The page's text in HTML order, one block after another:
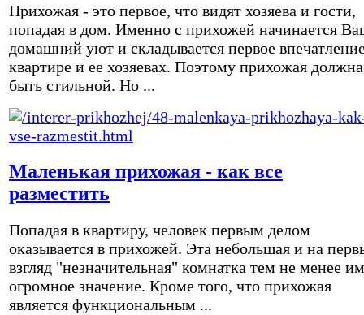
Прихожая - это первое, что видят хозяева и гости,
попадая в дом. Именно с прихожей начинается
домашний уют и складывается первое
квартире и ее хозяевах. Поэтому прихожая должна
быть стильной. Но ...
Маленькая прихожая - как все
разместить
Попадая в квартиру, человек первым делом
оказывается в прихожей. Эта небольшая и на
взгляд "незначительная" комнатка тем не менее
огромное значение. Кроме того, что прихожая
является функциональным ...